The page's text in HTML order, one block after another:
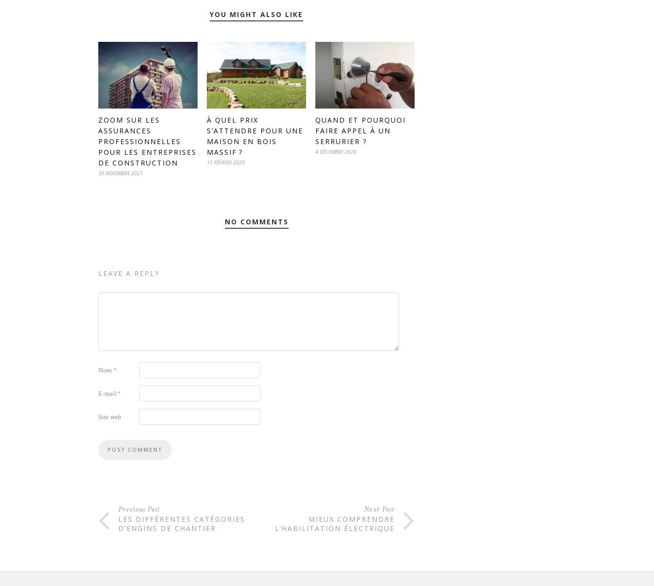
YOU MIGHT ALSO LIKE
ZOOM SUR LES
ASSURANCES
PROFESSIONNELLES
POUR LES ENTREPRISES
DE CONSTRUCTION
30 NOVEMBRE 2021
À QUEL PRIX
S’ATTENDRE POUR UNE
MAISON EN BOIS
MASSIF ?
17 FÉVRIER 2020
QUAND ET POURQUOI
FAIRE APPEL À UN
SERRURIER ?
4 DÉCEMBRE 2020
NO COMMENTS
LEAVE A REPLY
Nom*
E-mail*
Site web
Previous Post
LES DIFFÉRENTES CATÉGORIES
D’ENGINS DE CHANTIER
Next Post
MIEUX COMPRENDRE
L’HABILITATION ÉLECTRIQUE